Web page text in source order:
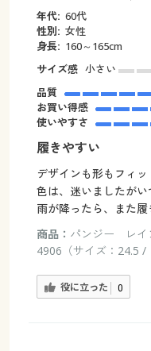
年代: 60代
性別: 女性
身長: 160～165cm
サイズ感 小さい
品質
お買い得感
使いやすさ
履きやすい
デザインも形もフィ
色は、迷いましたが
雨が降ったら、また履
商品： パンジー レイ
4906（サイズ：24.5 /
役に立った 0